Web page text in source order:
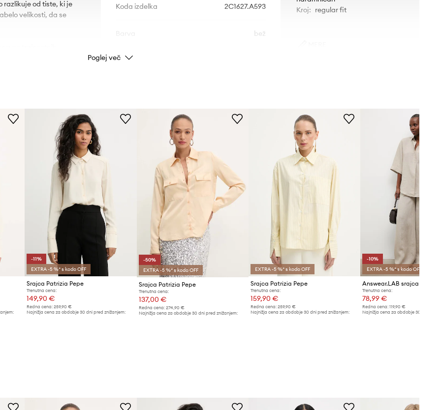
razlikuje od tiste, ki je
velikosti, da se
in snemanje.
Koda izdelka 2C1627.A593
bež
Znamka
Kroj: regular fit
Priporočamo, da izbereš velikost, ki jo
običajno nosiš.
Velikosti, prikazane v trgovini, so
preračunane po standardni evropski
tabeli velikosti. Na etiketi
dostavljenega izdelka je originalna
oznaka proizvajalca.
Tabela velikosti
Poglej več
-11%
EXTRA -5 %* s kodo OFF
Srajca Patrizia Pepe
Trenutna cena:
149,90 €
Redna cena: 259,90 €
Najnižja cena za obdobje 30 dni pred znižanjem:
-50%
EXTRA -5 %* s kodo OFF
Srajca Patrizia Pepe
Trenutna cena:
137,00 €
Redna cena: 274,90 €
Najnižja cena za obdobje 30 dni pred znižanjem:
EXTRA -5 %* s kodo OFF
Srajca Patrizia Pepe
Trenutna cena:
159,90 €
Redna cena:259,90 €
Najnižja cena za obdobje 30 dni pred znižanjem:
-10%
EXTRA -5 %* s kodo OFF
Answear.LAB srajca
Trenutna cena:
78,99 €
Redna cena: 119,90 €
Najnižja cena za obdobje 30 dni pred